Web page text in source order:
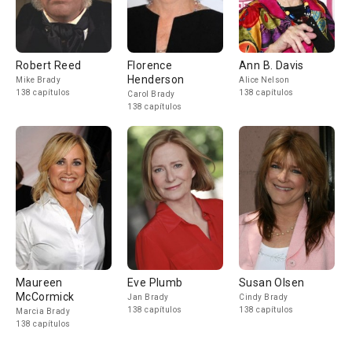
Robert Reed
Mike Brady
138 capítulos
Florence
Henderson
Carol Brady
138 capítulos
Ann B. Davis
Alice Nelson
138 capítulos
Maureen
McCormick
Marcia Brady
138 capítulos
Eve Plumb
Jan Brady
138 capítulos
Susan Olsen
Cindy Brady
138 capítulos